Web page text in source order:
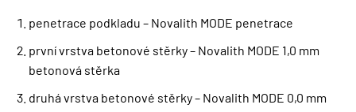
penetrace podkladu – Novalith MODE penetrace
první vrstva betonové stěrky – Novalith MODE 1,0 mm
betonová stěrka
druhá vrstva betonové stěrky – Novalith MODE 0,0 mm